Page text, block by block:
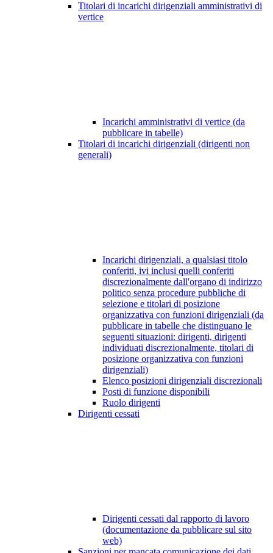
Titolari di incarichi dirigenziali amministrativi di
vertice
Incarichi amministrativi di vertice (da
pubblicare in tabelle)
Titolari di incarichi dirigenziali (dirigenti non
generali)
Incarichi dirigenziali, a qualsiasi titolo
conferiti, ivi inclusi quelli conferiti
discrezionalmente dall'organo di indirizzo
politico senza procedure pubbliche di
selezione e titolari di posizione
organizzativa con funzioni dirigenziali (da
pubblicare in tabelle che distinguano le
seguenti situazioni: dirigenti, dirigenti
individuati discrezionalmente, titolari di
posizione organizzativa con funzioni
dirigenziali)
Elenco posizioni dirigenziali discrezionali
Posti di funzione disponibili
Ruolo dirigenti
Dirigenti cessati
Dirigenti cessati dal rapporto di lavoro
(documentazione da pubblicare sul sito
web)